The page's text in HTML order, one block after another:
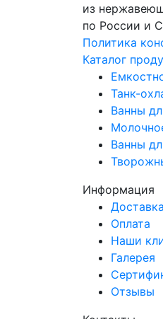
из
по России и
Политика
Каталог
Танк-
Ванны
Ванны
Информация
Доставка
Оплата
Наши
Галерея
Отзывы